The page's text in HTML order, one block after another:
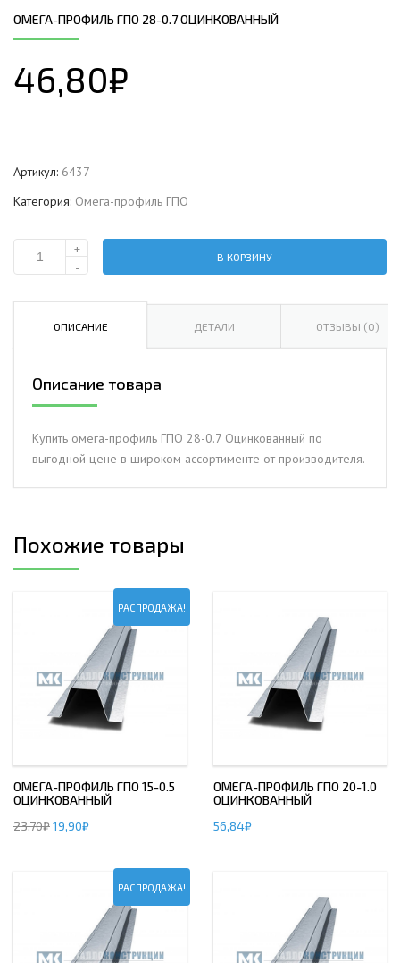
ОМЕГА-ПРОФИЛЬ ГПО 28-0.7 ОЦИНКОВАННЫЙ
46,80₽
Артикул: 6437
Категория: Омега-профиль ГПО
Количество
профиль
Оцинкованный
+
-
В КОРЗИНУ
ОПИСАНИЕ ДЕТАЛИ ОТЗЫВЫ (0)
Описание товара
Купить омега-профиль ГПО 28-0.7 Оцинкованный по
выгодной цене в широком ассортименте от производителя.
Похожие товары
РАСПРОДАЖА!
ОМЕГА-ПРОФИЛЬ ГПО 15-0.5
ОЦИНКОВАННЫЙ
23,70₽19,90₽
ОМЕГА-ПРОФИЛЬ ГПО 20-1.0
ОЦИНКОВАННЫЙ
56,84₽
РАСПРОДАЖА!